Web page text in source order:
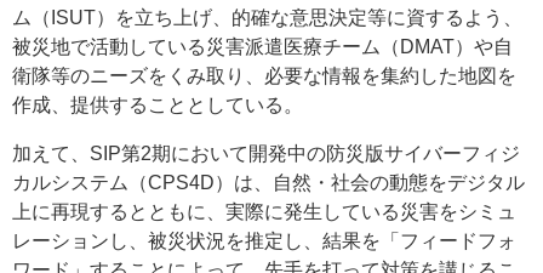
ム（ISUT）を立ち上げ、的確な意思決定等に資するよう、
被災地で活動している災害派遣医療チーム（DMAT）や自
衛隊等のニーズをくみ取り、必要な情報を集約した地図を
作成、提供することとしている。
加えて、SIP第2期において開発中の防災版サイバーフィジ
カルシステム（CPS4D）は、自然・社会の動態をデジタル
上に再現するとともに、実際に発生している災害をシミュ
レーションし、被災状況を推定し、結果を「フィードフォ